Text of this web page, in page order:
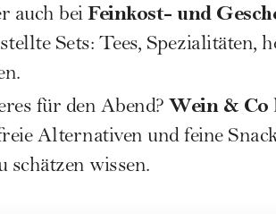
auch bei Feinkost- und
Sets: Tees, Spezialitäten,
für den Abend? Wein & Co
Alternativen und feine
schätzen wissen.